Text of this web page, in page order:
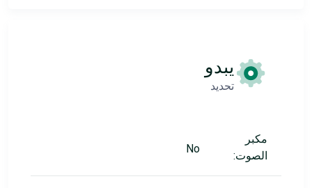
يبدو
تحديد
مكبر
الصوت:
No